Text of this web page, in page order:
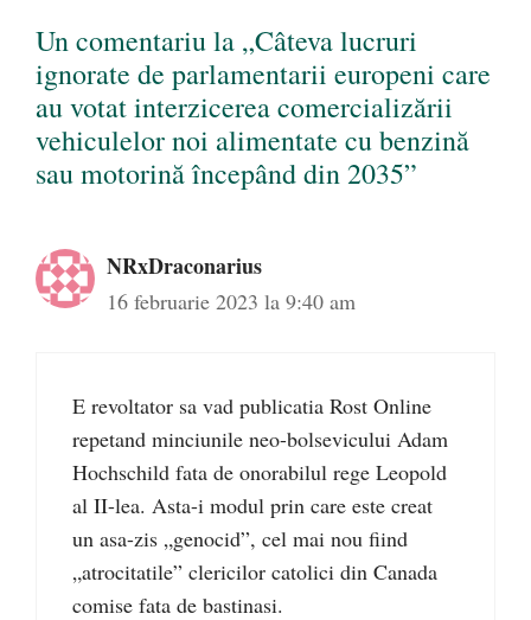
Un comentariu la „Câteva lucruri
ignorate de parlamentarii europeni care
au votat interzicerea comercializării
vehiculelor noi alimentate cu benzină
sau motorină începând din 2035”
NRxDraconarius
16 februarie 2023 la 9:40 am
E revoltator sa vad publicatia Rost Online
repetand minciunile neo-bolsevicului Adam
Hochschild fata de onorabilul rege Leopold
al II-lea. Asta-i modul prin care este creat
un asa-zis „genocid”, cel mai nou fiind
„atrocitatile” clericilor catolici din Canada
comise fata de bastinasi.